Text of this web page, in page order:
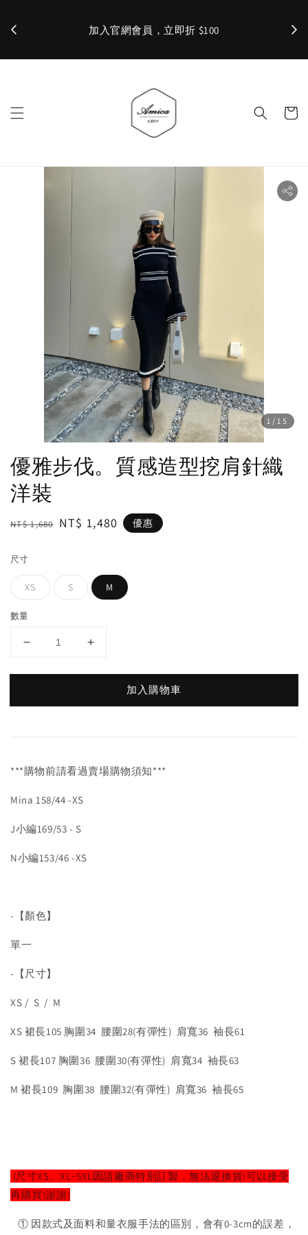
加入官網會員，立即折 $100 ✨
1 /15
優雅步伐。質感造型挖肩針織
洋裝
Regular
NT$ 1,680 Sale
NT$ 1,480 優惠
尺寸
XS S M
數量
加入購物車
***購物前請看過賣場購物須知***
Mina 158/44 -XS
J小編169/53 - S
N小編153/46 -XS
-【顏色】
單一
-【尺寸】
XS / S / M
XS 裙長105 胸圍34 腰圍28(有彈性) 肩寬36 袖長61
S 裙長107 胸圍36 腰圍30(有彈性) 肩寬34 袖長63
M 裙長109 胸圍38 腰圍32(有彈性) 肩寬36 袖長65
(尺寸XS、XL~5XL因請廠商特別訂製，無法退換貨!可以接受
再購買!謝謝)
① 因款式及面料和量衣服手法的區別，會有0-3cm的誤差，